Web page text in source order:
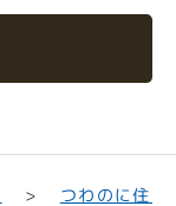
つわのに住む